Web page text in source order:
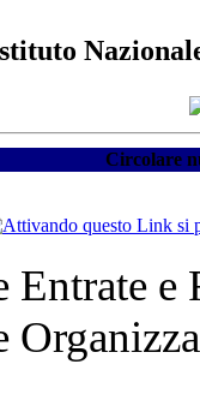
Circolare
Entrate e